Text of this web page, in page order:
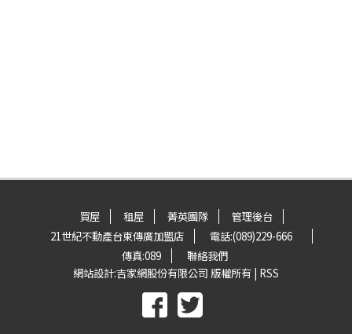
買屋 租屋 菁英團隊
管理後台
21世紀不動產台東傳廣加盟店
電話:(089)229-666
傳真:089
聯絡我們
網站設計:吉家網股份有限公司 版權所有 | RSS